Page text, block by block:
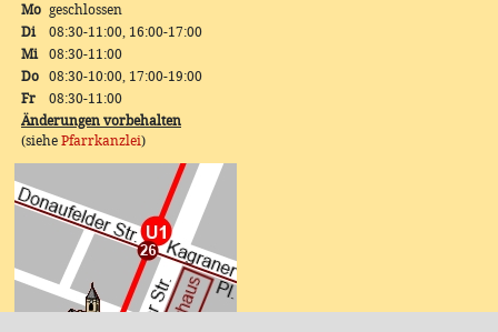
Mo geschlossen
Di
08:30-11:00, 16:00-17:00
Mi
08:30-11:00
Do
08:30-10:00, 17:00-19:00
Fr
08:30-11:00
Änderungen vorbehalten
(siehe Pfarrkanzlei)